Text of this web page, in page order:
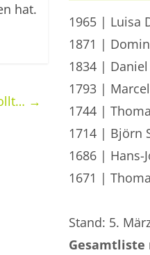
hat.
→
1965 | Luisa
1871 |
1834 |
1793 |
1744 |
1714 | Björn
1686 | Hans-
1671 |
Stand: 5.
Gesamtliste